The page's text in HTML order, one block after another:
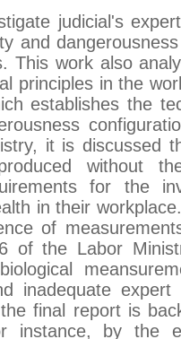
judicial's
and
This work also
principles in the
establishes the
it is discussed
without
for the
in their
of
of the Labor
inadequate expert
final report is
instance, by the